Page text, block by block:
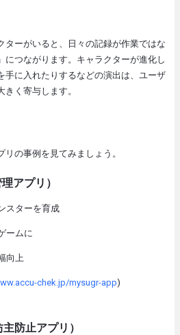
ターがいると、日々の記録が作業ではな
につながります。キャラクターが進化し
手に入れたりするなどの演出は、ユーザ
きく寄与します。
の事例を見てみましょう。
アプリ）
スターを育成
ームに
向上
chek.jp/mysugr-app)
防止アプリ）